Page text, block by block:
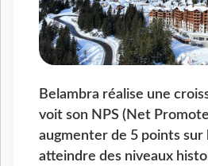
Belambra réalise une
voit son NPS (Net
augmenter de 5 points sur
atteindre des niveaux